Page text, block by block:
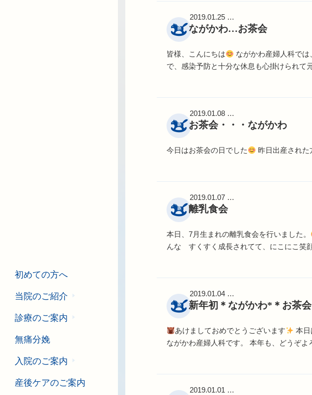
初めての方へ
当院のご紹介
診療のご案内
無痛分娩
入院のご案内
産後ケアのご案内
2019.01.25 …
ながかわ…お茶会
皆様、こんにちは ながかわ産婦人科で
で、感染予防と十分な休息も心掛けられて
2019.01.08 …
お茶会・・・ながかわ
今日はお茶会の日でした 昨日出産され
2019.01.07 …
離乳食会
本日、7月生まれの離乳食会を行いました。
んな すくすく成長されてて、にこにこ笑
2019.01.04 …
新年初＊ながかわ*＊お茶会
あけましておめでとうございます
本
ながかわ産婦人科です。 本年も、どうぞよ
2019.01.01 …